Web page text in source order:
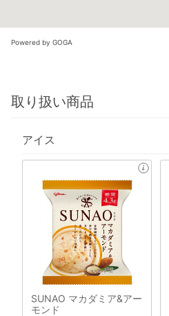
Powered by GOGA
取り扱い商品
アイス
SUNAO マカダミア&アー
モンド